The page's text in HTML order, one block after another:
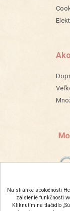
Na stránke spoločnosti
zaistenie funkčnosti
Kliknutím na tlačidlo